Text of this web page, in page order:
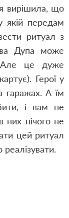
я вирішила, що
якій передам
ритуал з
Дупа може
Але це дуже
Герої у
гаражах. А їм
і вам не
них нічого не
цей ритуал